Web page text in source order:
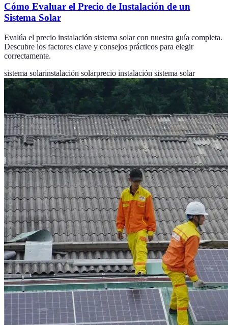
Cómo Evaluar el Precio de Instalación de un
Sistema Solar
Evalúa el precio instalación sistema solar con nuestra guía completa.
Descubre los factores clave y consejos prácticos para elegir
correctamente.
sistema solarinstalación solarprecio instalación sistema solar